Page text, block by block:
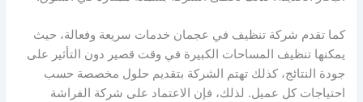
كما تقدم شركة تنظيف في عجمان خدمات سريعة وفعالة، حيث
يمكنها تنظيف المساحات الكبيرة في وقت قصير دون التأثير على
جودة النتائج، كذلك تهتم الشركة بتقديم حلول مخصصة حسب
احتياجات كل عميل. لذلك، فإن الاعتماد على شركة الفراشة